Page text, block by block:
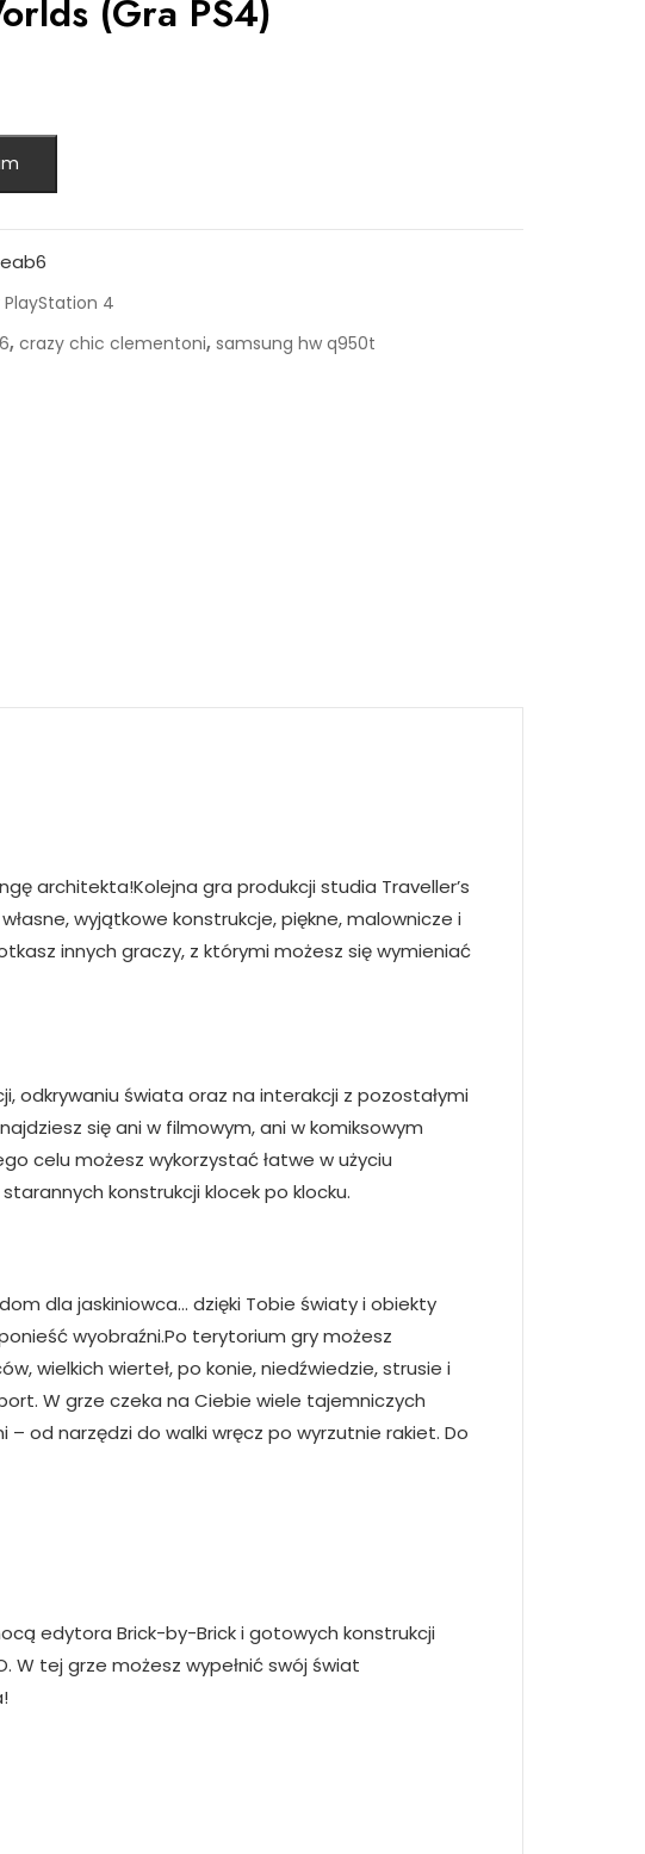
(Gra PS4)
PlayStation 4
, crazy chic clementoni, samsung hw q950t
architekta!Kolejna gra produkcji studia Traveller’s
wyjątkowe konstrukcje, piękne, malownicze i
innych graczy, z którymi możesz się wymieniać
odkrywaniu świata oraz na interakcji z pozostałymi
się ani w filmowym, ani w komiksowym
celu możesz wykorzystać łatwe w użyciu
konstrukcji klocek po klocku.
dla jaskiniowca… dzięki Tobie światy i obiekty
wyobraźni.Po terytorium gry możesz
wielkich wierteł, po konie, niedźwiedzie, strusie i
W grze czeka na Ciebie wiele tajemniczych
od narzędzi do walki wręcz po wyrzutnie rakiet. Do
edytora Brick-by-Brick i gotowych konstrukcji
W tej grze możesz wypełnić swój świat